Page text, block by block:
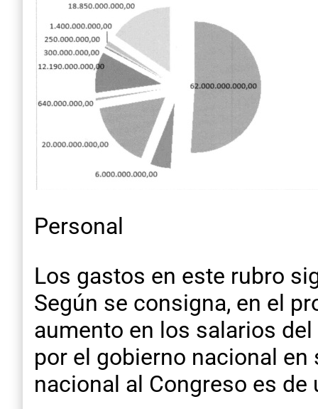
Personal
Los gastos en este rubro
Según se consigna, en el
aumento en los salarios
por el gobierno nacional
nacional al Congreso es de